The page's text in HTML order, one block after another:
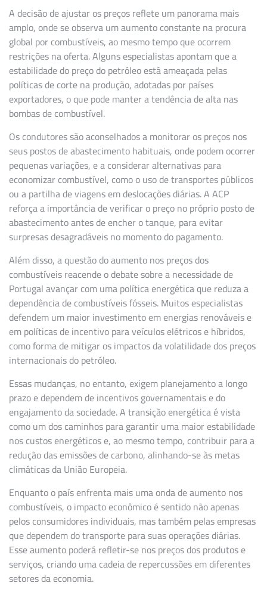
A decisão de ajustar os preços reflete um panorama mais
amplo, onde se observa um aumento constante na procura
global por combustíveis, ao mesmo tempo que ocorrem
restrições na oferta. Alguns especialistas apontam que a
estabilidade do preço do petróleo está ameaçada pelas
políticas de corte na produção, adotadas por países
exportadores, o que pode manter a tendência de alta nas
bombas de combustível.
Os condutores são aconselhados a monitorar os preços nos
seus postos de abastecimento habituais, onde podem ocorrer
pequenas variações, e a considerar alternativas para
economizar combustível, como o uso de transportes públicos
ou a partilha de viagens em deslocações diárias. A ACP
reforça a importância de verificar o preço no próprio posto de
abastecimento antes de encher o tanque, para evitar
surpresas desagradáveis no momento do pagamento.
Além disso, a questão do aumento nos preços dos
combustíveis reacende o debate sobre a necessidade de
Portugal avançar com uma política energética que reduza a
dependência de combustíveis fósseis. Muitos especialistas
defendem um maior investimento em energias renováveis e
em políticas de incentivo para veículos elétricos e híbridos,
como forma de mitigar os impactos da volatilidade dos preços
internacionais do petróleo.
Essas mudanças, no entanto, exigem planejamento a longo
prazo e dependem de incentivos governamentais e do
engajamento da sociedade. A transição energética é vista
como um dos caminhos para garantir uma maior estabilidade
nos custos energéticos e, ao mesmo tempo, contribuir para a
redução das emissões de carbono, alinhando-se às metas
climáticas da União Europeia.
Enquanto o país enfrenta mais uma onda de aumento nos
combustíveis, o impacto econômico é sentido não apenas
pelos consumidores individuais, mas também pelas empresas
que dependem do transporte para suas operações diárias.
Esse aumento poderá refletir-se nos preços dos produtos e
serviços, criando uma cadeia de repercussões em diferentes
setores da economia.